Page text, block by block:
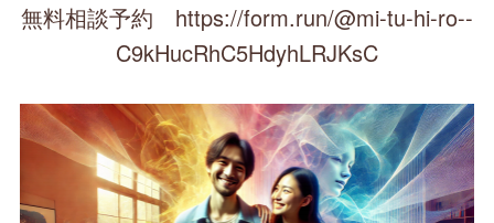
無料相談予約 https://form.run/@mi-tu-hi-ro--
C9kHucRhC5HdyhLRJKsC